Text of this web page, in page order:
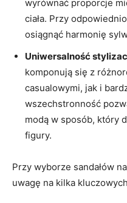
wyrównać proporcje
ciała. Przy
osiągnąć harmonię
Uniwersalność
komponują się z
casualowymi, jak i
wszechstronność
modą w sposób, który
figury.
Przy wyborze sandałów
uwagę na kilka